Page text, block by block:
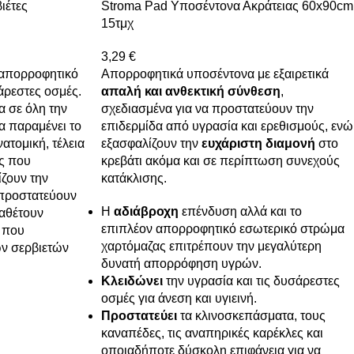
οσμές.
σε όλη την
παραμένει το
τέλεια
που
την
που
σερβιετών
Stroma Pad Υποσέντονα Ακράτειας 60x90cm
15τμχ
3,29 €
Απορροφητικά υποσέντονα με εξαιρετικά
απαλή και ανθεκτική σύνθεση,
σχεδιασμένα για να προστατεύουν την
επιδερμίδα από υγρασία και ερεθισμούς, ενώ
εξασφαλίζουν την ευχάριστη διαμονή στο
κρεβάτι ακόμα και σε περίπτωση συνεχούς
κατάκλισης.
Η αδιάβροχη επένδυση αλλά και το
επιπλέον απορροφητικό εσωτερικό στρώμα
χαρτόμαζας επιτρέπουν την μεγαλύτερη
δυνατή απορρόφηση υγρών.
Κλειδώνειτην υγρασία και τις δυσάρεστες
οσμές για άνεση και υγιεινή.
Προστατεύειτα κλινοσκεπάσματα, τους
καναπέδες, τις αναπηρικές καρέκλες και
οποιαδήποτε δύσκολη επιφάνεια για να